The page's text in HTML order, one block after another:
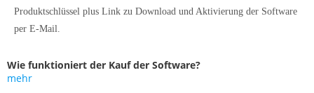
Produktschlüssel plus Link zu Download und Aktivierung der Software
per E-Mail.
Wie funktioniert der Kauf der Software?
mehr